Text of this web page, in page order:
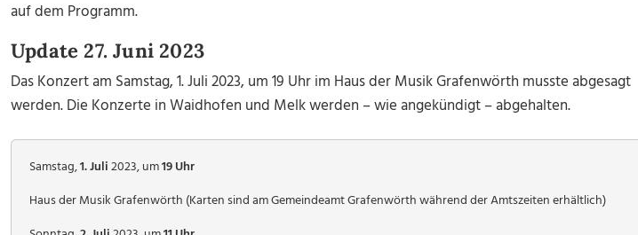
auf dem Programm.
Update 27. Juni 2023
Das Konzert am Samstag, 1. Juli 2023, um 19 Uhr im Haus der Musik Grafenwörth musste abgesagt
werden. Die Konzerte in Waidhofen und Melk werden – wie angekündigt – abgehalten.
Samstag,1. Juli2023, um19 Uhr
Haus der Musik Grafenwörth (Karten sind am Gemeindeamt Grafenwörth während der Amtszeiten erhältlich)